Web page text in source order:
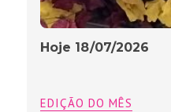
Hoje 18/07/2026
EDIÇÃO DO MÊS